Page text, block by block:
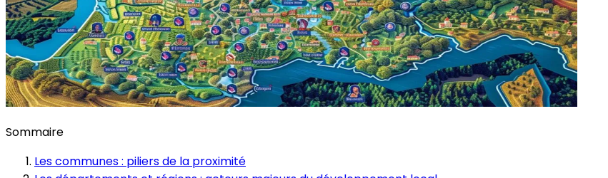
Sommaire
Les communes : piliers de la proximité